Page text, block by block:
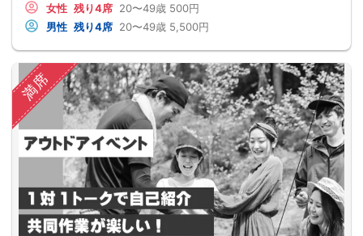
女性 残り4席 20〜49歳 500円
男性 残り4席 20〜49歳 5,500円
満席